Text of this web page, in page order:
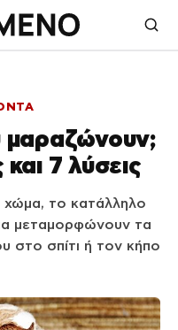
μαραζώνουν;
7 λύσεις
το κατάλληλο
μεταμορφώνουν τα
στο σπίτι ή τον κήπο